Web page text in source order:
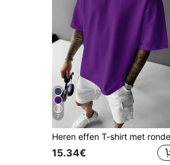
7
15.34€